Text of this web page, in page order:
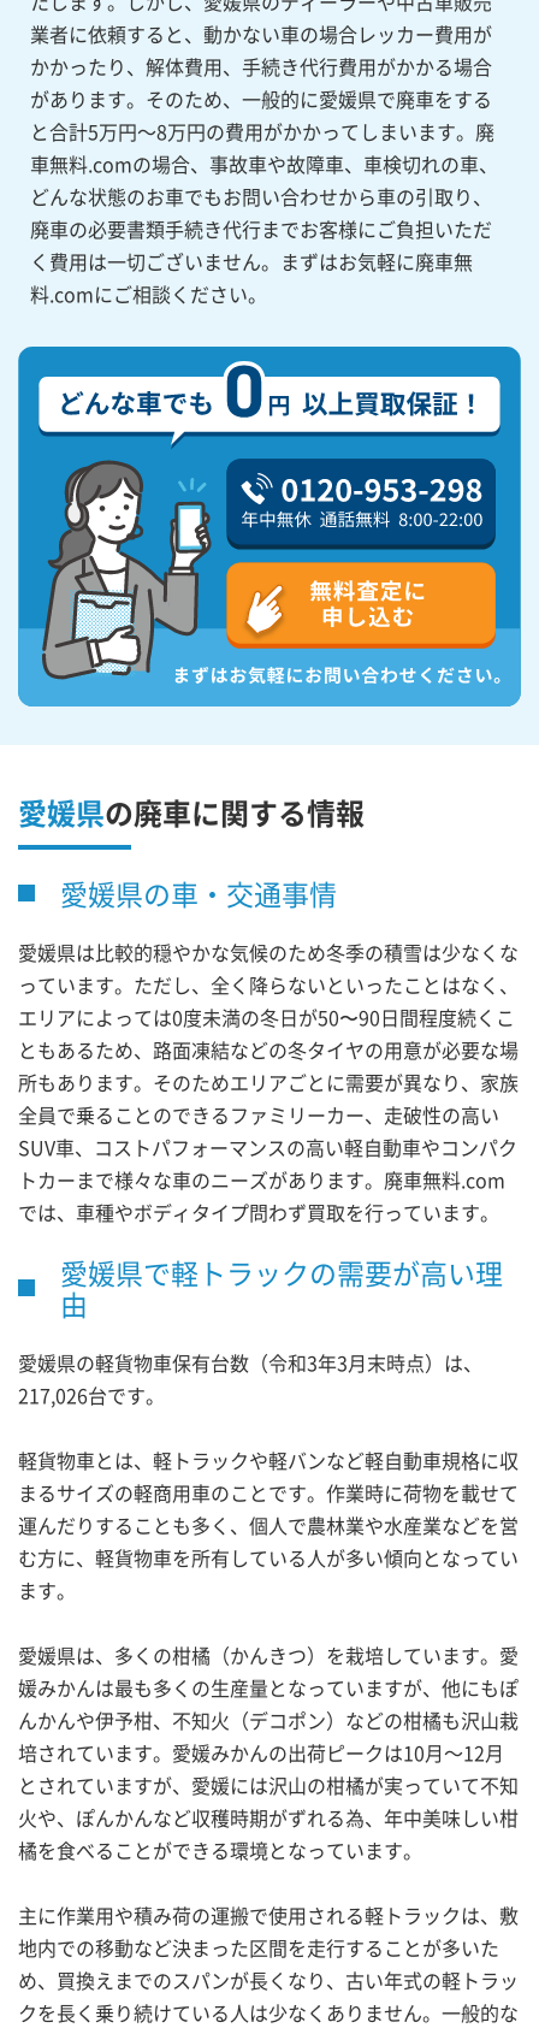
業者に依頼すると、動かない車の場合レッカー費用が
かかったり、解体費用、手続き代行費用がかかる場合
があります。そのため、一般的に愛媛県で廃車をする
と合計5万円～8万円の費用がかかってしまいます。廃
車無料.comの場合、事故車や故障車、車検切れの車、
どんな状態のお車でもお問い合わせから車の引取り、
廃車の必要書類手続き代行までお客様にご負担いただ
く費用は一切ございません。まずはお気軽に廃車無
料.comにご相談ください。
愛媛県の廃車に関する情報
愛媛県の車・交通事情
愛媛県は比較的穏やかな気候のため冬季の積雪は少なくな
っています。ただし、全く降らないといったことはなく、
エリアによっては0度未満の冬日が50〜90日間程度続くこ
ともあるため、路面凍結などの冬タイヤの用意が必要な場
所もあります。そのためエリアごとに需要が異なり、家族
全員で乗ることのできるファミリーカー、走破性の高い
SUV車、コストパフォーマンスの高い軽自動車やコンパク
トカーまで様々な車のニーズがあります。廃車無料.com
では、車種やボディタイプ問わず買取を行っています。
愛媛県で軽トラックの需要が高い理
由
愛媛県の軽貨物車保有台数（令和3年3月末時点）は、
217,026台です。
軽貨物車とは、軽トラックや軽バンなど軽自動車規格に収
まるサイズの軽商用車のことです。作業時に荷物を載せて
運んだりすることも多く、個人で農林業や水産業などを営
む方に、軽貨物車を所有している人が多い傾向となってい
ます。
愛媛県は、多くの柑橘（かんきつ）を栽培しています。愛
媛みかんは最も多くの生産量となっていますが、他にもぽ
んかんや伊予柑、不知火（デコポン）などの柑橘も沢山栽
培されています。愛媛みかんの出荷ピークは10月～12月
とされていますが、愛媛には沢山の柑橘が実っていて不知
火や、ぽんかんなど収穫時期がずれる為、年中美味しい柑
橘を食べることができる環境となっています。
主に作業用や積み荷の運搬で使用される軽トラックは、敷
地内での移動など決まった区間を走行することが多いた
め、買換えまでのスパンが長くなり、古い年式の軽トラッ
クを長く乗り続けている人は少なくありません。一般的な